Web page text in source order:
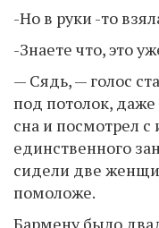
-Но в руки -то
-Знаете что, это
— Сядь, — голос
под потолок,
сна и посмотрел с
единственного
сидели две
помоложе.